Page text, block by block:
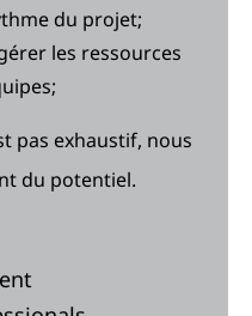
du projet;
les ressources
pas exhaustif, nous
du potentiel.